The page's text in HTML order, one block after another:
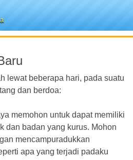
lewat beberapa hari, pada suatu
dan berdoa:
memohon untuk dapat memiliki
dan badan yang kurus. Mohon
mencampuradukkan
apa yang terjadi padaku